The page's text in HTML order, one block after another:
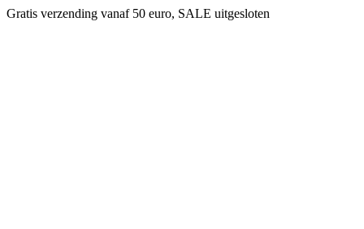
Gratis verzending vanaf 50 euro, SALE uitgesloten